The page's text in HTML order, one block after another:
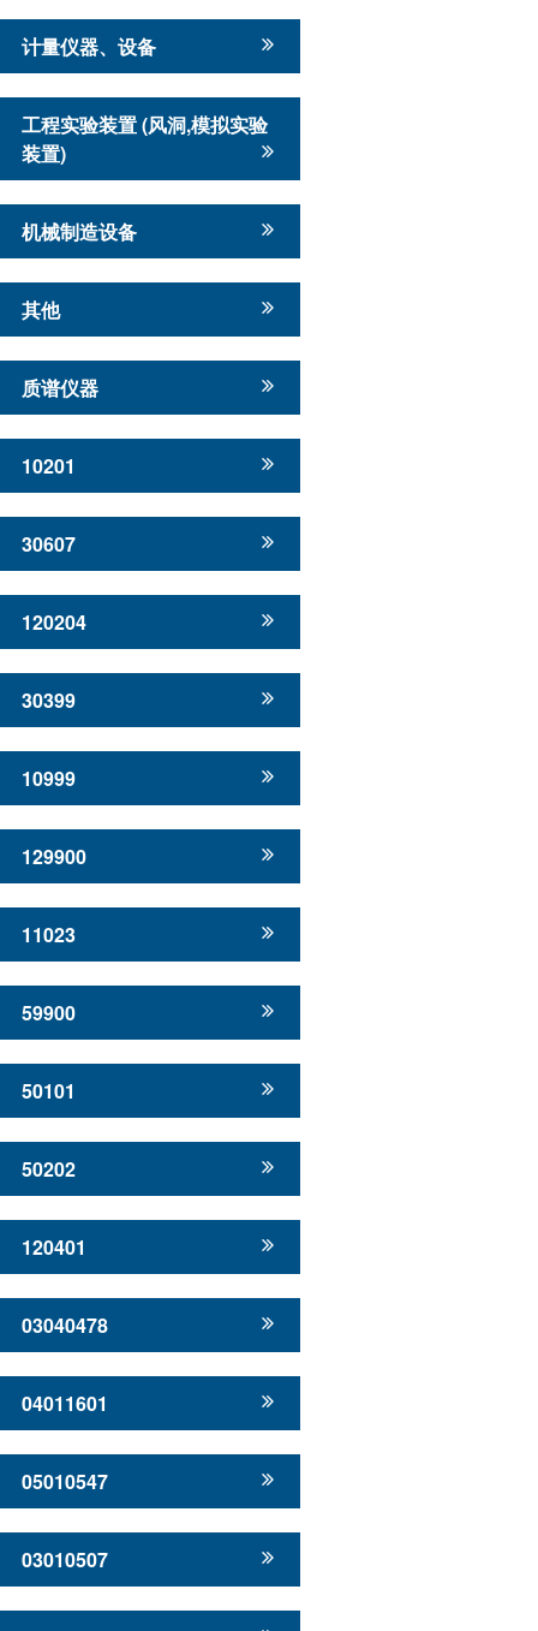
计量仪器、设备
工程实验装置 (风洞,模拟实验
装置)
机械制造设备
其他
质谱仪器
10201
30607
120204
30399
10999
129900
11023
59900
50101
50202
120401
03040478
04011601
05010547
03010507